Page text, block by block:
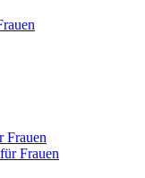
Frauen
Frauen